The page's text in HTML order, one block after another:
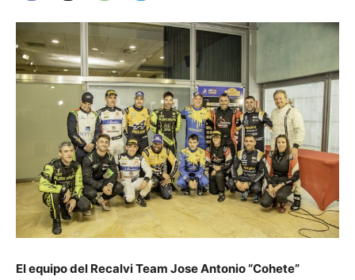
El equipo del Recalvi Team Jose Antonio “Cohete”